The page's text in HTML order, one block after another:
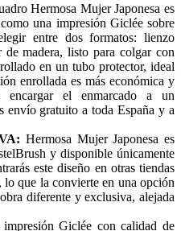
Hermosa Mujer Japonesa es
una impresión Giclée sobre
entre dos formatos: lienzo
madera, listo para colgar con
en un tubo protector, ideal
enrollada es más económica y
encargar el enmarcado a un
envío gratuito a toda España y a
Hermosa Mujer Japonesa es
y disponible únicamente
este diseño en otras tiendas
lo que la convierte en una opción
diferente y exclusiva, alejada
Giclée con calidad de